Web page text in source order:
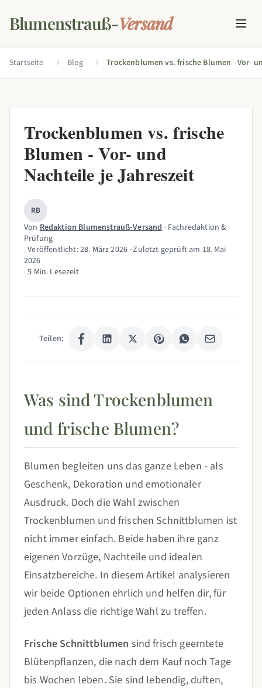
Blumenstrauß-Versand
Startseite Blog
Trockenblumen vs. frische
Blumen - Vor- und
Nachteile je Jahreszeit
RB
VonRedaktion Blumenstrauß-Versand· Fachredaktion &
Prüfung
Veröffentlicht:28. März 2026 · Zuletzt geprüft am 18. Mai
2026
5 Min. Lesezeit
Teilen:
Was sind Trockenblumen
und frische Blumen?
Blumen begleiten uns das ganze Leben - als
Geschenk, Dekoration und emotionaler
Ausdruck. Doch die Wahl zwischen
Trockenblumen und frischen Schnittblumen ist
nicht immer einfach. Beide haben ihre ganz
eigenen Vorzüge, Nachteile und idealen
Einsatzbereiche. In diesem Artikel analysieren
wir beide Optionen ehrlich und helfen dir, für
jeden Anlass die richtige Wahl zu treffen.
Frische Schnittblumen sind frisch geerntete
Blütenpflanzen, die nach dem Kauf noch Tage
bis Wochen leben. Sie sind lebendig, duften,